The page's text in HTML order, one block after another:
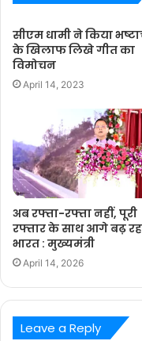
सीएम धामी ने किया
के खिलाफ लिखे गीत का
विमोचन
April 14, 2023
अब रफ्ता-रफ्ता नहीं, पूरी
रफ्तार के साथ आगे बढ़
भारत : मुख्यमंत्री
April 14, 2026
Leave a Reply